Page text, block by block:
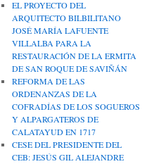
EL PROYECTO DEL
ARQUITECTO BILBILITANO
JOSÉ MARÍA LAFUENTE
VILLALBA PARA LA
RESTAURACIÓN DE LA ERMITA
DE SAN ROQUE DE SAVIÑÁN
REFORMA DE LAS
ORDENANZAS DE LA
COFRADÍAS DE LOS SOGUEROS
Y ALPARGATEROS DE
CALATAYUD EN 1717
CESE DEL PRESIDENTE DEL
CEB: JESÚS GIL ALEJANDRE